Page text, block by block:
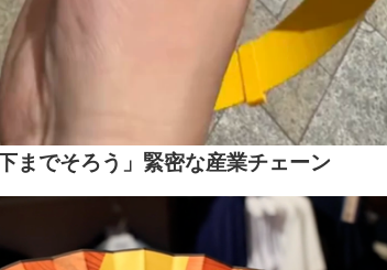
までそろう」緊密な産業チェーン